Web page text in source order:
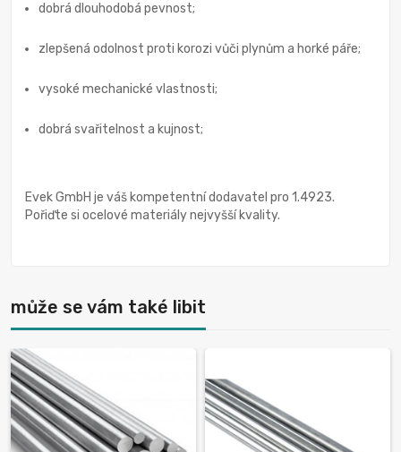
dobrá dlouhodobá pevnost;
zlepšená odolnost proti korozi vůči plynům a horké páře;
vysoké mechanické vlastnosti;
dobrá svařitelnost a kujnost;
Evek GmbH je váš kompetentní dodavatel pro 1.4923.
Pořiďte si ocelové materiály nejvyšší kvality.
může se vám také libit